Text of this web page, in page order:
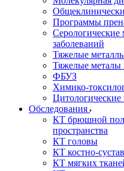
Программы
заболеваний
Тяжелые
Тяжелые металы
ФБУЗ
Химико-
Цитологические
Обследования
КТ брюшной
пространства
КТ головы
КТ костно-
КТ мягких